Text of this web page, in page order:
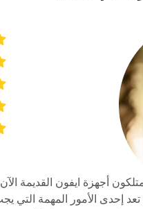
أجهزة ايفون القديمة الآن
15 الجديد. حيث تعد إحدى الأمور المهمة التي